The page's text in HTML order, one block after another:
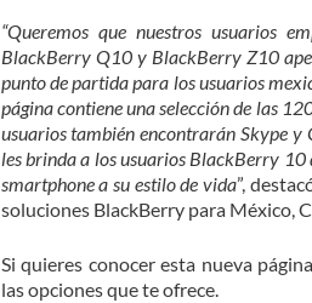
“Queremos que nuestros usuarios
BlackBerry Q10 y BlackBerry Z10
punto de partida para los usuarios
página contiene una selección de las
usuarios también encontrarán Skype y
les brinda a los usuarios BlackBerry
smartphone a su estilo de vida”,
soluciones BlackBerry para México,
Si quieres conocer esta nueva
las opciones que te ofrece.